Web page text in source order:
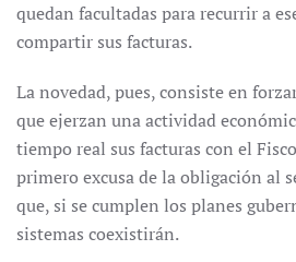
quedan facultadas para recurrir a
compartir sus facturas.
La novedad, pues, consiste en
que ejerzan una actividad
tiempo real sus facturas con el
primero excusa de la obligación al
que, si se cumplen los planes
sistemas coexistirán.